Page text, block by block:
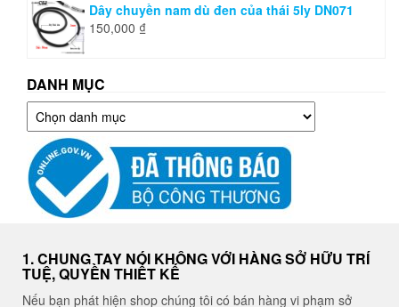
Dây chuyền nam dù đen của thái 5ly DN071
150,000 ₫
DANH MỤC
Danh
mục
1. CHUNG TAY NÓI KHÔNG VỚI HÀNG SỞ HỮU TRÍ
TUỆ, QUYỀN THIẾT KẾ
Nếu bạn phát hiện shop chúng tôi có bán hàng vi phạm sở